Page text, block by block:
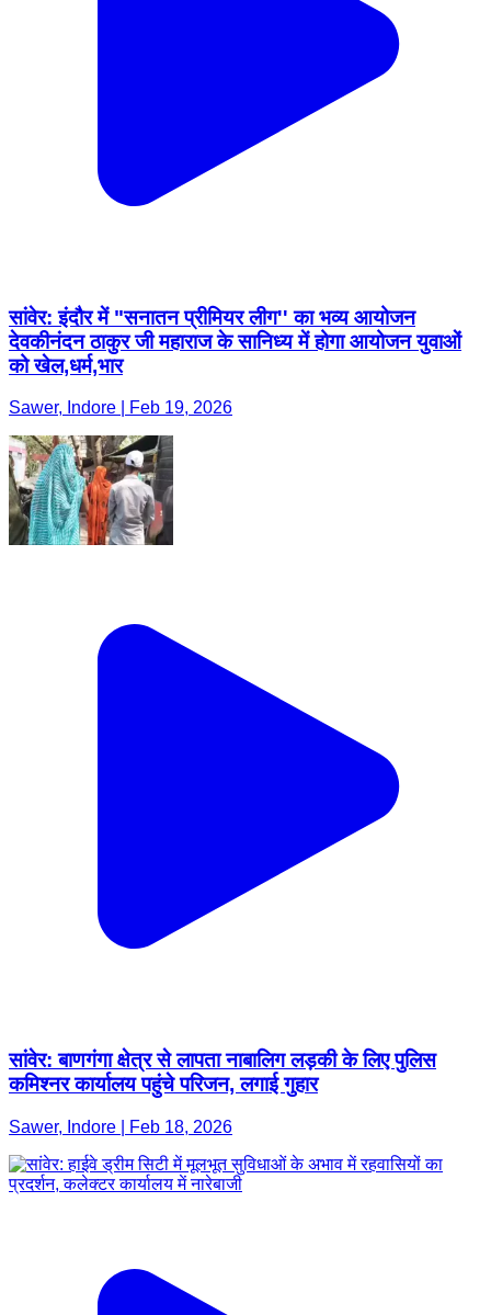
सांवेर: इंदौर में "सनातन प्रीमियर लीग'' का भव्य आयोजन
देवकीनंदन ठाकुर जी महाराज के सानिध्य में होगा आयोजन युवाओं
को खेल,धर्म,भार
Sawer, Indore | Feb 19, 2026
सांवेर: बाणगंगा क्षेत्र से लापता नाबालिग लड़की के लिए पुलिस
कमिश्नर कार्यालय पहुंचे परिजन, लगाई गुहार
Sawer, Indore | Feb 18, 2026